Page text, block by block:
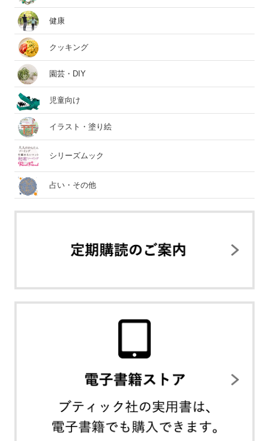
健康
クッキング
園芸・DIY
児童向け
イラスト・塗り絵
シリーズムック
占い・その他